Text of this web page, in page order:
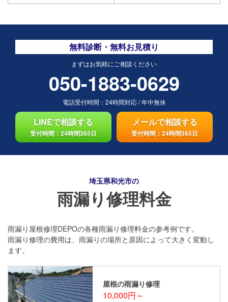
無料診断・無料お見積り
まずはお気軽にご相談ください
050-1883-0629
電話受付時間： 24時間対応/年中無休
LINEで相談する
受付時間：24時間365日
メールで相談する
受付時間：24時間365日
埼玉県和光市の
雨漏り修理料金
雨漏り屋根修理DEPOの各種雨漏り修理料金の参考例です。
雨漏り修理の費用は、雨漏りの場所と原因によって大きく変動し
ます。
屋根の雨漏り修理
10,000円～